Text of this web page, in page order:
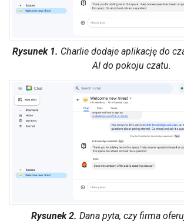
Rysunek 1. Charlie dodaje aplikację do
AI do pokoju czatu.
Rysunek 2. Dana pyta, czy firma